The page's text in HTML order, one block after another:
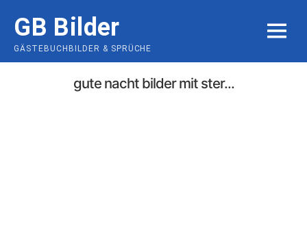
content
GB Bilder
GÄSTEBUCHBILDER & SPRÜCHE
MENU
gute nacht bilder mit ster...